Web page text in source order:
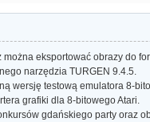
można eksportować obrazy do
narzędzia TURGEN 9.4.5.
wersję testową emulatora 8-
grafiki dla 8-bitowego Atari.
gdańskiego party oraz